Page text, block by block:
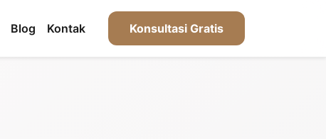
Blog Kontak Konsultasi Gratis